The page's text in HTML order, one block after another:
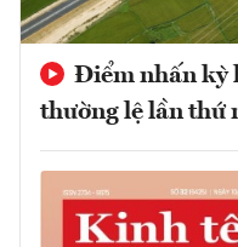
Điểm nhấn kỳ
thường lệ lần thứ